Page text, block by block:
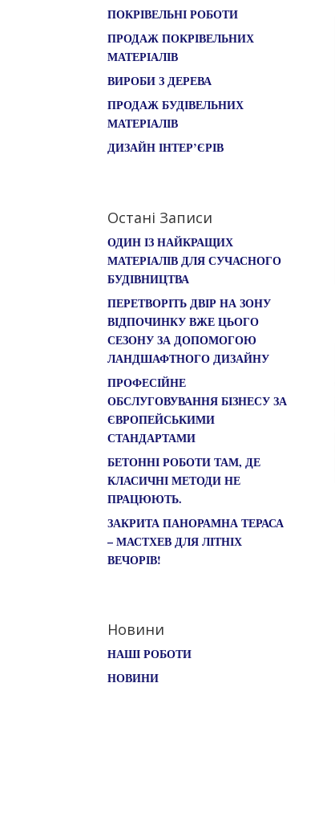
ПОКРІВЕЛЬНІ РОБОТИ
ПРОДАЖ ПОКРІВЕЛЬНИХ
МАТЕРІАЛІВ
ВИРОБИ З ДЕРЕВА
ПРОДАЖ БУДІВЕЛЬНИХ
МАТЕРІАЛІВ
ДИЗАЙН ІНТЕР’ЄРІВ
Остані Записи
ОДИН ІЗ НАЙКРАЩИХ
МАТЕРІАЛІВ ДЛЯ СУЧАСНОГО
БУДІВНИЦТВА
ПЕРЕТВОРІТЬ ДВІР НА ЗОНУ
ВІДПОЧИНКУ ВЖЕ ЦЬОГО
СЕЗОНУ ЗА ДОПОМОГОЮ
ЛАНДШАФТНОГО ДИЗАЙНУ
ПРОФЕСІЙНЕ
ОБСЛУГОВУВАННЯ БІЗНЕСУ ЗА
ЄВРОПЕЙСЬКИМИ
СТАНДАРТАМИ
БЕТОННІ РОБОТИ ТАМ, ДЕ
КЛАСИЧНІ МЕТОДИ НЕ
ПРАЦЮЮТЬ.
ЗАКРИТА ПАНОРАМНА ТЕРАСА
– МАСТХЕВ ДЛЯ ЛІТНІХ
ВЕЧОРІВ!
Новини
НАШІ РОБОТИ
НОВИНИ